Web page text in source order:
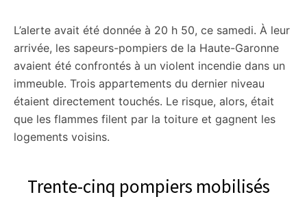
L’alerte avait été donnée à 20 h 50, ce samedi. À leur
arrivée, les sapeurs-pompiers de la Haute-Garonne
avaient été confrontés à un violent incendie dans un
immeuble. Trois appartements du dernier niveau
étaient directement touchés. Le risque, alors, était
que les flammes filent par la toiture et gagnent les
logements voisins.
Trente-cinq pompiers mobilisés